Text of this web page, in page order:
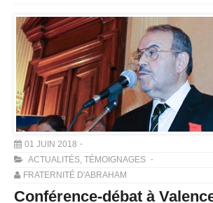
01 JUIN 2018
ACTUALITÉS, TÉMOIGNAGES
FRATERNITÉ D'ABRAHAM
Conférence-débat à